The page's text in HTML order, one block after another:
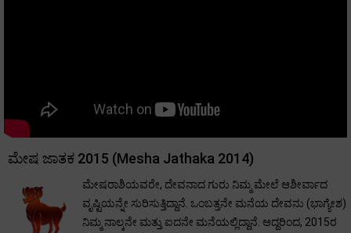
ಮೇಷ ಜಾತಕ 2015 (Mesha Jathaka 2014)
ಮೇಷರಾಶಿಯವರೇ, ದೇವನಾದ ಗುರು ನಿಮ್ಮ ಮೇಲೆ ಆಶೀರ್ವಾದ
ವೃಷ್ಟಿಯನ್ನೇ ಸುರಿಸುತ್ತಿದ್ದಾನೆ. ಒಂಬತ್ತನೇ ಮನೆಯ ದೇವನು (ಭಾಗ್ಯೇಶ)
ನಿಮ್ಮ ನಾಲ್ಕನೇ ಮತ್ತು ಐದನೇ ಮನೆಯಲ್ಲಿದ್ದಾನೆ. ಆದ್ದರಿಂದ, 2015ರ